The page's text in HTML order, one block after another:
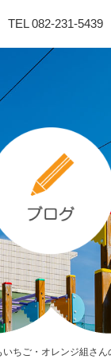
今
日
も
ご・
オ
レ
ン
ジ
組
さ
ん
の
TEL 082-231-5439
ちご・オレンジ組さん